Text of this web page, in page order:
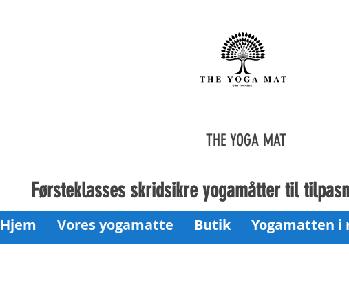
THE YOGA MAT
Førsteklasses skridsikre yogamåtter til
Hjem Vores yogamatte Butik Yogamatten i